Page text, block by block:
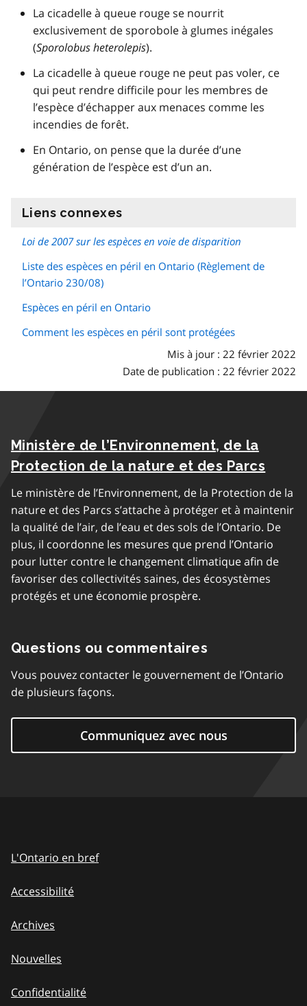
La cicadelle à queue rouge se nourrit
exclusivement de sporobole à glumes inégales
(Sporolobus heterolepis).
La cicadelle à queue rouge ne peut pas voler, ce
qui peut rendre difficile pour les membres de
l’espèce d’échapper aux menaces comme les
incendies de forêt.
En Ontario, on pense que la durée d’une
génération de l’espèce est d’un an.
Liens connexes
Loi de 2007 sur les espèces en voie de disparition
Liste des espèces en péril en Ontario (Règlement de
l’Ontario 230/08)
Espèces en péril en Ontario
Comment les espèces en péril sont protégées
Mis à jour : 22 février 2022
Date de publication : 22 février 2022
Ministère de l’Environnement, de la
Protection de la nature et des Parcs
Le ministère de l’Environnement, de la Protection de la
nature et des Parcs s’attache à protéger et à maintenir
la qualité de l’air, de l’eau et des sols de l’Ontario. De
plus, il coordonne les mesures que prend l’Ontario
pour lutter contre le changement climatique afin de
favoriser des collectivités saines, des écosystèmes
protégés et une économie prospère.
Questions ou commentaires
Vous pouvez contacter le gouvernement de l’Ontario
de plusieurs façons.
Communiquez avec nous
L'Ontario en bref
Accessibilité
Archives
Nouvelles
Confidentialité